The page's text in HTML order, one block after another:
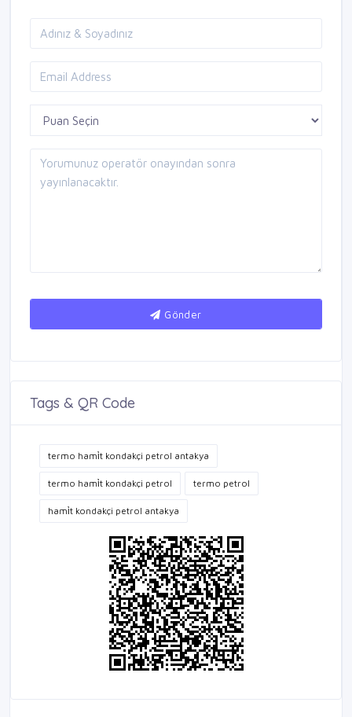
Gönder
Tags & QR Code
termo hami̇t kondakçi petrol antakya
termo hami̇t kondakçi petrol termo petrol
hami̇t kondakçi petrol antakya